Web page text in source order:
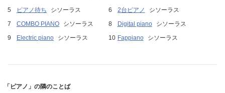
ピアノ待ち シソーラス 2台ピアノ
シソーラス
COMBO PIANO
シソーラス Digital piano
シソーラス
Electric piano
シソーラス Fappiano シソーラス
「ピアノ」の隣のことば